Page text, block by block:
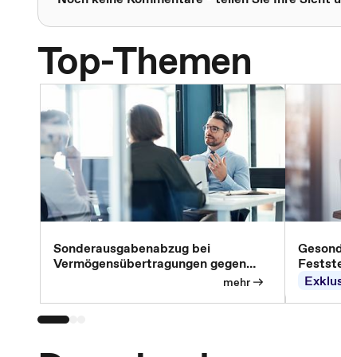
Top-Themen
Sonderausgabenabzug bei
Vermögensübertragungen gegen
mehr